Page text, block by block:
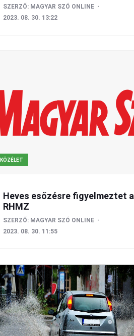
SZERZŐ: MAGYAR SZÓ ONLINE
2023. 08. 30. 13:22
KÖZÉLET
Heves esőzésre figyelmeztet a
RHMZ
SZERZŐ: MAGYAR SZÓ ONLINE
2023. 08. 30. 11:55